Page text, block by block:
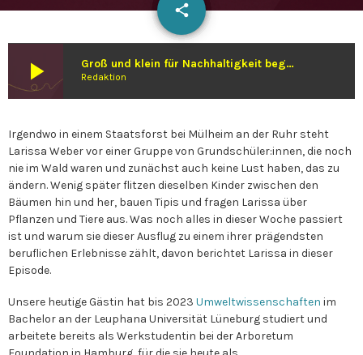
share
email
play_arrow Groß und klein für Nachhaltigkeit begeistern: Larissa Weber über ihre Arbeit als Umweltwissenschaftlerin bei der Arboretum Foundation
Redaktion
Irgendwo in einem Staatsforst bei Mülheim an der Ruhr steht
Larissa Weber vor einer Gruppe von Grundschüler:innen, die noch
nie im Wald waren und zunächst auch keine Lust haben, das zu
ändern. Wenig später flitzen dieselben Kinder zwischen den
Bäumen hin und her, bauen Tipis und fragen Larissa über
Pflanzen und Tiere aus. Was noch alles in dieser Woche passiert
ist und warum sie dieser Ausflug zu einem ihrer prägendsten
beruflichen Erlebnisse zählt, davon berichtet Larissa in dieser
Episode.
Unsere heutige Gästin hat bis 2023 Umweltwissenschaften im
Bachelor an der Leuphana Universität Lüneburg studiert und
arbeitete bereits als Werkstudentin bei der Arboretum